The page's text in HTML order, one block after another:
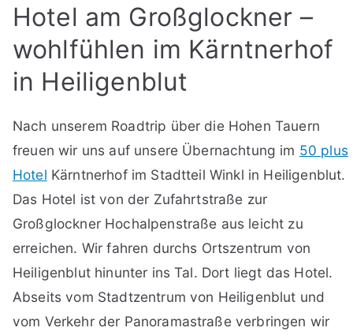
Hotel am Großglockner –
wohlfühlen im Kärntnerhof
in Heiligenblut
Nach unserem Roadtrip über die Hohen Tauern
freuen wir uns auf unsere Übernachtung im 50 plus
Hotel Kärntnerhof im Stadtteil Winkl in Heiligenblut.
Das Hotel ist von der Zufahrtstraße zur
Großglockner Hochalpenstraße aus leicht zu
erreichen. Wir fahren durchs Ortszentrum von
Heiligenblut hinunter ins Tal. Dort liegt das Hotel.
Abseits vom Stadtzentrum von Heiligenblut und
vom Verkehr der Panoramastraße verbringen wir